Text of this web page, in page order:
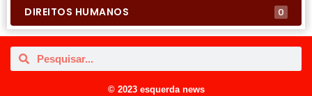
DIREITOS HUMANOS 0
© 2023 esquerda news